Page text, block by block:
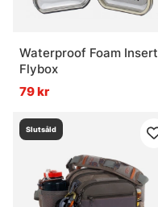
Waterproof Foam Insert
Flybox
79 kr
Slutsåld